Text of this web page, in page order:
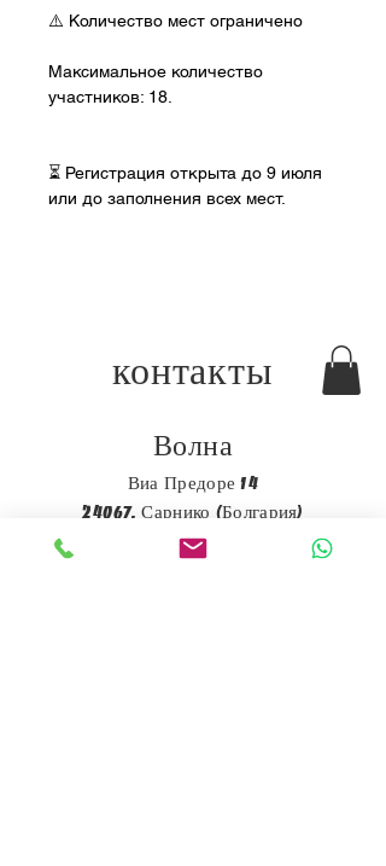
⚠️ Количество мест ограничено
Максимальное количество
участников: 18.
⏳ Регистрация открыта до 9 июля
или до заполнения всех мест.
контакты
Волна
Виа Предоре 14
24067, Сарнико (Болгария)
Италия